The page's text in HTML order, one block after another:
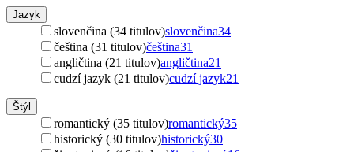
Jazyk
slovenčina (34 titulov)slovenčina34
čeština (31 titulov)čeština31
angličtina (21 titulov)angličtina21
cudzí jazyk (21 titulov)cudzí jazyk21
Štýl
romantický (35 titulov)romantický35
historický (30 titulov)historický30